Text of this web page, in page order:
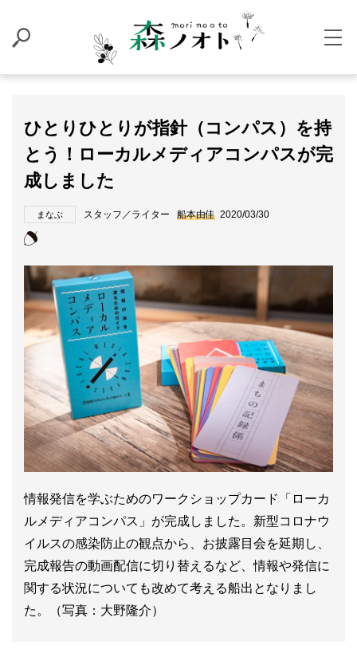
ひとりひとりが指針（コンパス）を持
とう！ローカルメディアコンパスが完
成しました
まなぶ スタッフ／ライター 船本由佳 2020/03/30
情報発信を学ぶためのワークショップカード「ローカ
ルメディアコンパス」が完成しました。新型コロナウ
イルスの感染防止の観点から、お披露目会を延期し、
完成報告の動画配信に切り替えるなど、情報や発信に
関する状況についても改めて考える船出となりまし
た。（写真：大野隆介）